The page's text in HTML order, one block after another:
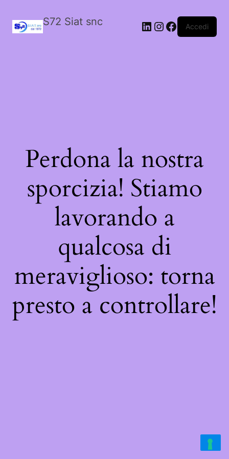
S72 Siat snc LinkedIn
Instagram
Facebook
Accedi
Perdona la nostra
sporcizia! Stiamo
lavorando a
qualcosa di
meraviglioso: torna
presto a controllare!